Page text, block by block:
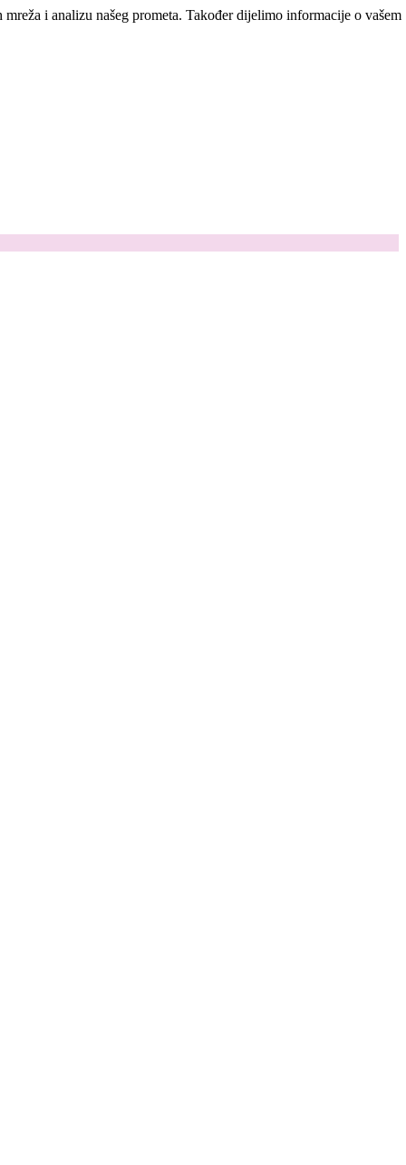
i analizu našeg prometa. Također dijelimo informacije o vašem